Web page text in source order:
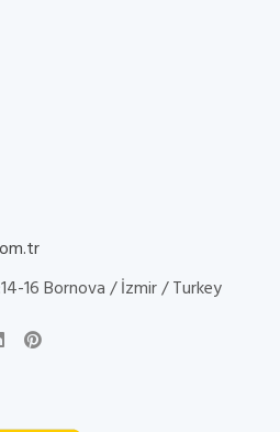
16 Bornova / İzmir / Turkey